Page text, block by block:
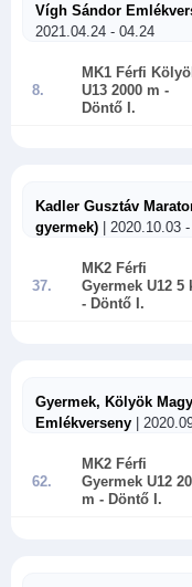
Vígh Sándor
2021.04.24 - 04.24
8.
MK1 Férfi
U13 2000 m -
Döntő I.
Kadler Gusztáv
gyermek) | 2020.10.03
37.
MK2 Férfi
Gyermek U12 5
- Döntő I.
Gyermek, Kölyök
Emlékverseny |
62.
MK2 Férfi
Gyermek U12
m - Döntő I.